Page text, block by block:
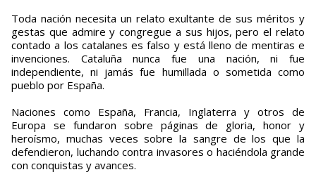
Toda nación necesita un relato exultante de sus méritos y
gestas que admire y congregue a sus hijos, pero el relato
contado a los catalanes es falso y está lleno de mentiras e
invenciones. Cataluña nunca fue una nación, ni fue
independiente, ni jamás fue humillada o sometida como
pueblo por España.
Naciones como España, Francia, Inglaterra y otros de
Europa se fundaron sobre páginas de gloria, honor y
heroísmo, muchas veces sobre la sangre de los que la
defendieron, luchando contra invasores o haciéndola grande
con conquistas y avances.